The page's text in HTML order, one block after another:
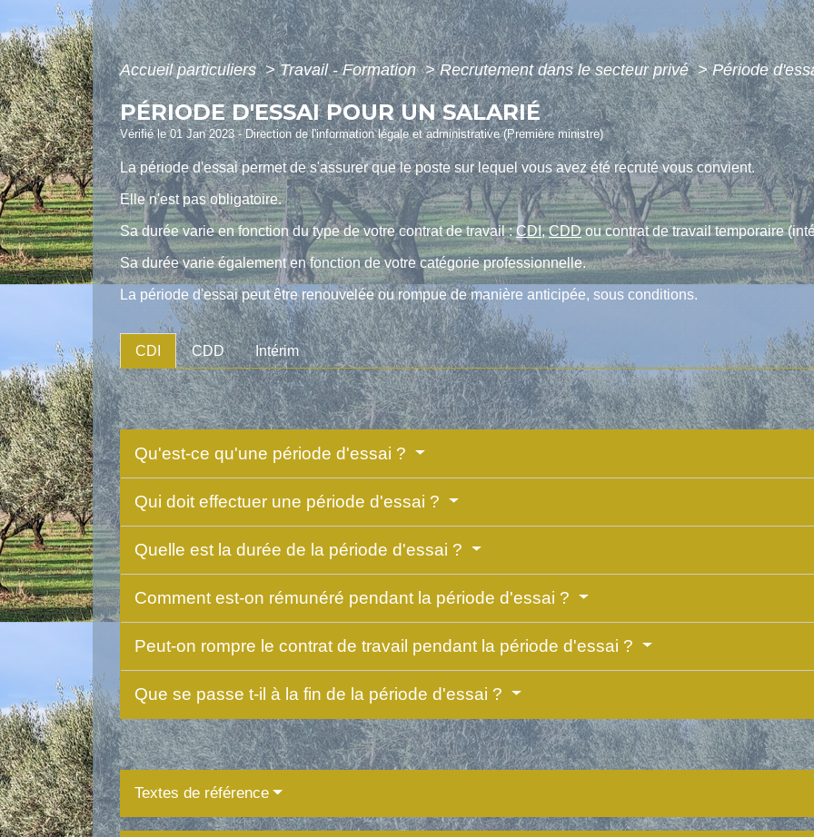
Accueil particuliers> Travail - Formation> Recrutement dans le secteur privé> Période
PÉRIODE D'ESSAI POUR UN SALARIÉ
Vérifié le 01 Jan 2023 - Direction de l'information légale et administrative (Première ministre)
La période d'essai permet de s'assurer que le poste sur lequel vous avez été recruté vous convient.
Elle n'est pas obligatoire.
Sa durée varie en fonction du type de votre contrat de travail :CDI,CDDou contrat de travail temporaire
Sa durée varie également en fonction de votre catégorie professionnelle.
La période d'essai peut être renouvelée ou rompue de manière anticipée, sous conditions.
CDI CDD Intérim
Qu'est-ce qu'une période d'essai ?
Qui doit effectuer une période d'essai ?
Quelle est la durée de la période d'essai ?
Comment est-on rémunéré pendant la période d'essai ?
Peut-on rompre le contrat de travail pendant la période d'essai ?
Que se passe t-il à la fin de la période d'essai ?
Textes de référence